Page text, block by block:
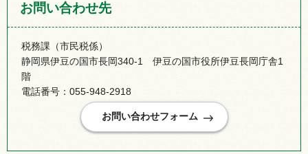
お問い合わせ先
税務課（市民税係）
静岡県伊豆の国市長岡340-1 伊豆の国市役所伊豆長岡庁舎1
階
電話番号：055-948-2918